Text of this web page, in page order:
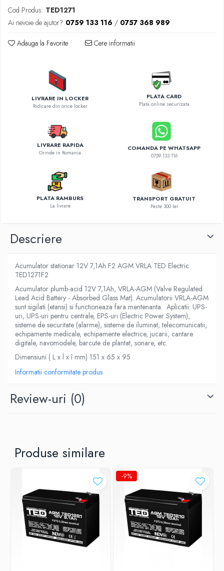
Carcase protectie NOCO BOOST
Invertoare Auto
Incarcator masina electrica
Cod Produs: TED1271
Ai nevoie de ajutor? 0759 133 116 / 0757 368 989
Adauga la Favorite Cere informatii
LIVRARE IN LOCKER
Ridicare din orice locker
PLATA CARD
Plata online securizata
LIVRARE RAPIDA
Orinde in Romania
COMANDA PE WHATSAPP
0759 133 116
PLATA RAMBURS
La livrare
TRANSPORT GRATUIT
Peste 300 lei
Descriere
Acumulator stationar 12V 7,1Ah F2 AGM VRLA TED Electric
TED1271F2
Acumulator plumb-acid 12V 7,1Ah, VRLA-AGM (Valve Regulated
Lead Acid Battery - Absorbed Glass Mat). Acumulatorii VRLA-AGM
sunt sigilati (etansi) si functioneaza fara mentenanta. Aplicatii: UPS-
uri, UPS-uri pentru centrale, EPS-uri (Electric Power System),
sisteme de securitate (alarme), sisteme de iluminat, telecomunicatii,
echipamente medicale, echipamente electrice, jucarii, cantare
digitale, navomodele, barcute de plantat, sonare, etc.
Dimensiuni ( L x l x î mm) 151 x 65 x 95
Informatii conformitate produs
Review-uri (0)
Produse similare
-9%